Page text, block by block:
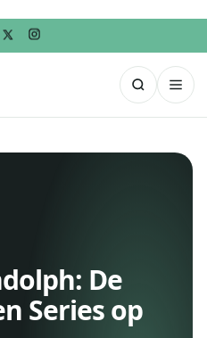
De
Series op